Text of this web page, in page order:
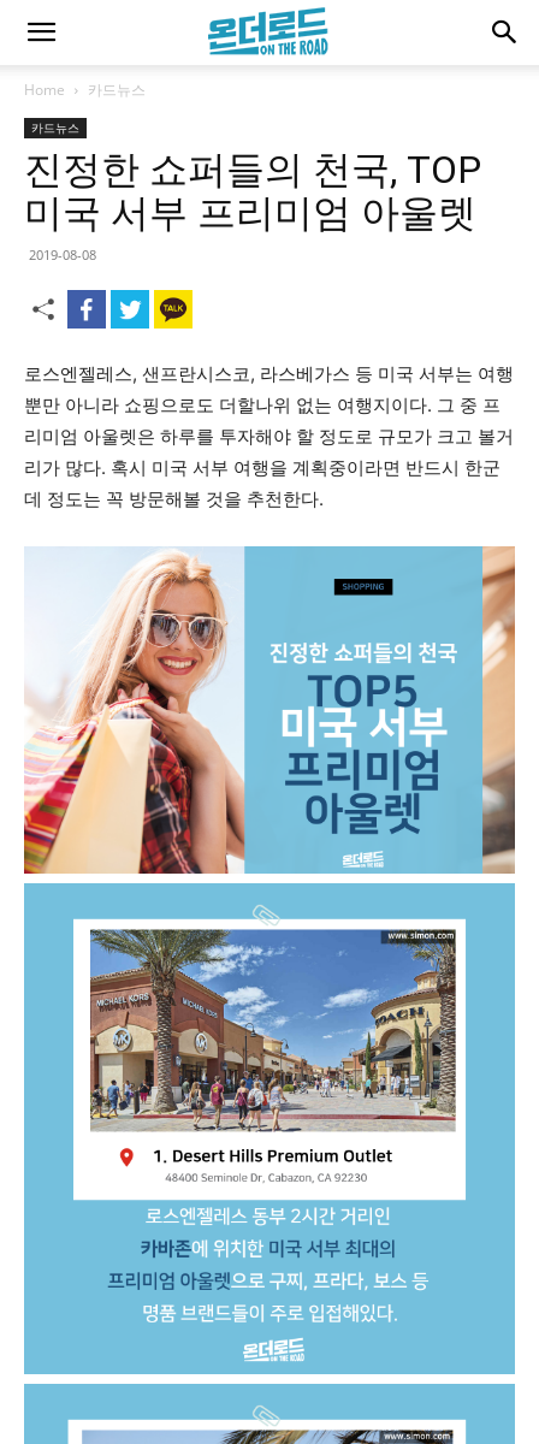
Home 카드뉴스
카드뉴스
진정한 쇼퍼들의 천국, TOP
미국 서부 프리미엄 아울렛
2019-08-08
로스엔젤레스, 샌프란시스코, 라스베가스 등 미국 서부는 여행
뿐만 아니라 쇼핑으로도 더할나위 없는 여행지이다. 그 중 프
리미엄 아울렛은 하루를 투자해야 할 정도로 규모가 크고 볼거
리가 많다. 혹시 미국 서부 여행을 계획중이라면 반드시 한군
데 정도는 꼭 방문해볼 것을 추천한다.